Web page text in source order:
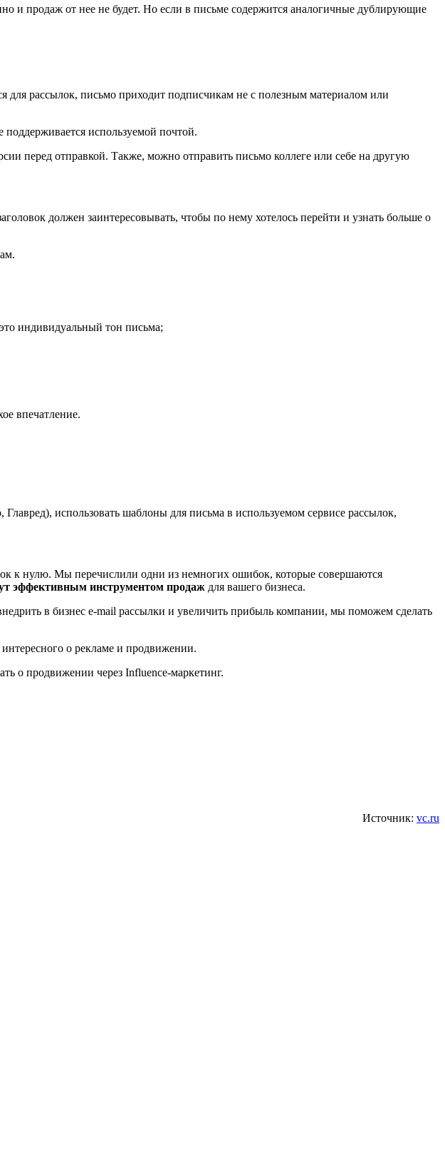
и продаж от нее не будет. Но если в письме содержится аналогичные дублирующие
для рассылок, письмо приходит подписчикам не с полезным материалом или
используемой почтой.
перед отправкой. Также, можно отправить письмо коллеге или себе на другую
должен заинтересовывать, чтобы по нему хотелось перейти и узнать больше о
индивидуальный тон письма;
впечатление.
использовать шаблоны для письма в используемом сервисе рассылок,
к нулю. Мы перечислили одни из немногих ошибок, которые совершаются
эффективным инструментом продаж для вашего бизнеса.
в бизнес e-mail рассылки и увеличить прибыль компании, мы поможем сделать
о рекламе и продвижении.
о продвижении через Influence-маркетинг.
Источник: vc.ru